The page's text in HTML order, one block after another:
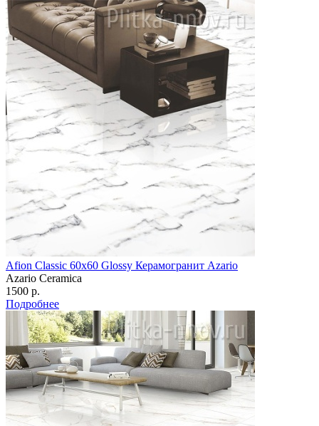
Afion Classic 60х60 Glossy Керамогранит Azario
Azario Ceramica
1500 р.
Подробнее